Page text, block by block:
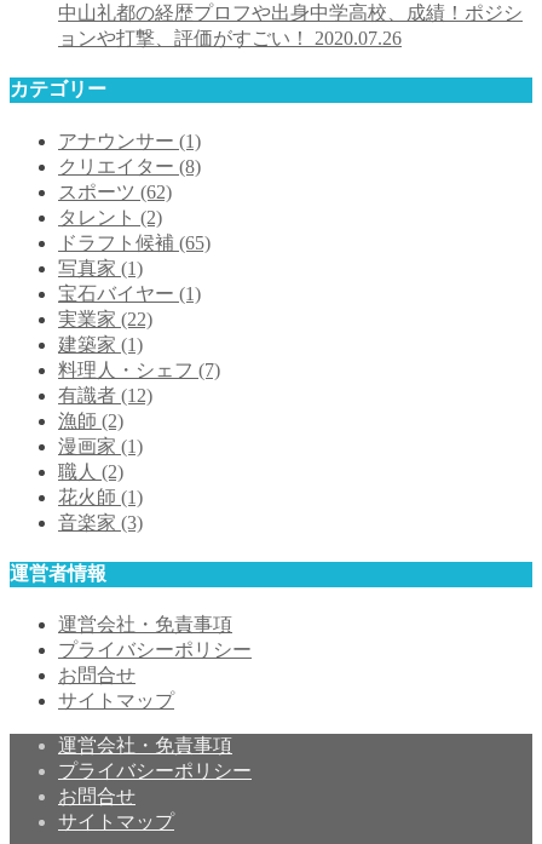
中山礼都の経歴プロフや出身中学高校、成績！ポジシ
ョンや打撃、評価がすごい！ 2020.07.26
カテゴリー
アナウンサー (1)
クリエイター (8)
スポーツ (62)
タレント (2)
ドラフト候補 (65)
写真家 (1)
宝石バイヤー (1)
実業家 (22)
建築家 (1)
料理人・シェフ (7)
有識者 (12)
漁師 (2)
漫画家 (1)
職人 (2)
花火師 (1)
音楽家 (3)
運営者情報
運営会社・免責事項
プライバシーポリシー
お問合せ
サイトマップ
運営会社・免責事項
プライバシーポリシー
お問合せ
サイトマップ